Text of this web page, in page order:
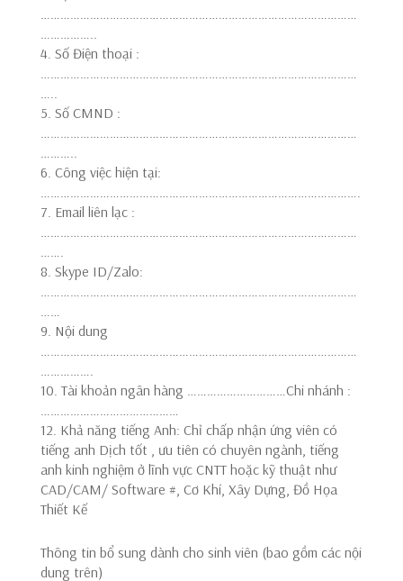
……………………………………………………………………………………
……………..
4. Số Điện thoại :
……………………………………………………………………………………
…..
5. Số CMND :
……………………………………………………………………………………
………..
6. Công việc hiện tại:
…………………………………………………………………………………….
7. Email liên lạc :
……………………………………………………………………………………
…….
8. Skype ID/Zalo:
……………………………………………………………………………………
……
9. Nội dung
……………………………………………………………………………………
…………….
10. Tài khoản ngân hàng …………………………Chi nhánh :
……………………………………
12. Khả năng tiếng Anh: Chỉ chấp nhận ứng viên có
tiếng anh Dịch tốt , ưu tiên có chuyên ngành, tiếng
anh kinh nghiệm ở lĩnh vực CNTT hoặc kỹ thuật như
CAD/CAM/ Software #, Cơ Khí, Xây Dựng, Đồ Họa
Thiết Kế
Thông tin bổ sung dành cho sinh viên (bao gồm các nội
dung trên)